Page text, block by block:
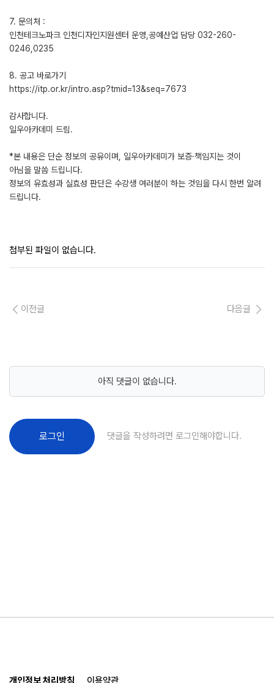
7. 문의처 :
인천테크노파크 인천디자인지원센터 운영,공예산업 담당 032-260-
0246,0235
8. 공고 바로가기
https://itp.or.kr/intro.asp?tmid=13&seq=7673
감사합니다.
일우아카데미 드림.
*본 내용은 단순 정보의 공유이며, 일우아카데미가 보증·책임지는 것이
아님을 말씀 드립니다.
정보의 유효성과 실효성 판단은 수강생 여러분이 하는 것임을 다시 한번 알려
드립니다.
첨부된 파일이 없습니다.
이전글 다음글
아직 댓글이 없습니다.
로그인 댓글을 작성하려면 로그인해야합니다.
개인정보 처리방침 이용약관